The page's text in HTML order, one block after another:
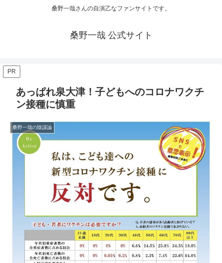
桑野一哉さんの自演乙なファンサイトです。
桑野一哉 公式サイト
PR
あっぱれ泉大津！子どもへのコロナワクチ
ン接種に慎重
桑野一哉の陰謀論